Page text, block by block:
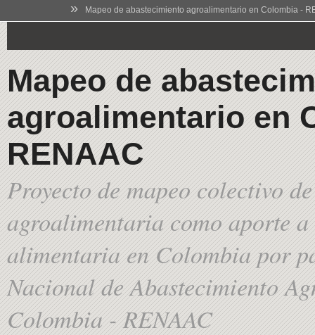
» Mapeo de abastecimiento agroalimentario en Colombia -
Mapeo de
agroalimentario en
RENAAC
Proyecto de mapeo colectivo
agroalimentaria como aporte
alimentaria en Colombia por
Nacional de Abastecimiento
Colombia - RENAAC